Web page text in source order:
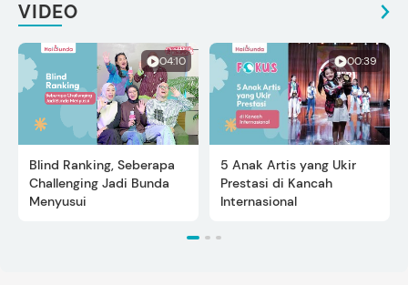
VIDEO
04:10
Blind Ranking, Seberapa
Challenging Jadi Bunda
Menyusui
00:39
5 Anak Artis yang Ukir
Prestasi di Kancah
Internasional